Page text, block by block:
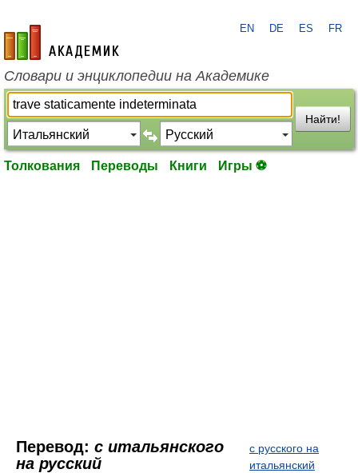
academic.ru
EN DE ES FR
Словари и энциклопедии на Академике
Найти!
Толкования Переводы Книги Игры ⚽
Перевод: с итальянского
на русский
с русского на
итальянский